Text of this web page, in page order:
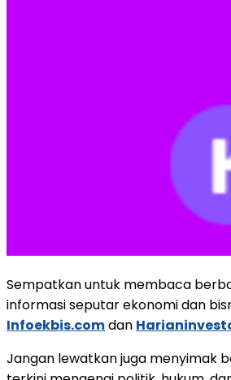
Sempatkan untuk membaca
informasi seputar ekonomi dan
Infoekbis.comdan
Jangan lewatkan juga menyimak